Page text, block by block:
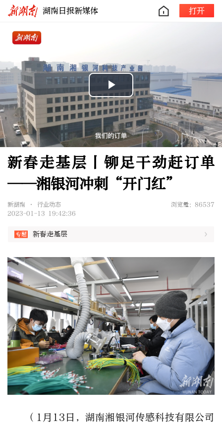
湖南日报新媒体 打开
Play
Video
新春走基层丨铆足干劲赶订单
——湘银河冲刺“开门红”
新湖南 • 行业动态
浏览量：86537
2023-01-13 19:42:36
新春走基层
（1月13日，湖南湘银河传感科技有限公司